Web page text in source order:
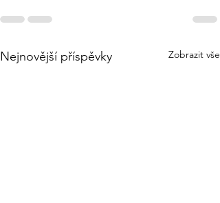
Nejnovější příspěvky Zobrazit vše